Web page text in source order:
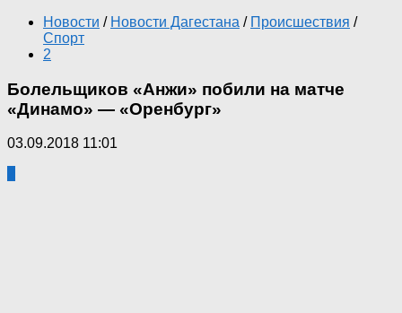
Новости / Новости Дагестана / Происшествия /
Спорт
2
Болельщиков «Анжи» побили на матче
«Динамо» — «Оренбург»
03.09.2018 11:01